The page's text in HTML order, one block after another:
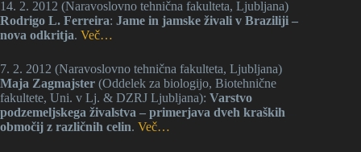
14. 2. 2012 (Naravoslovno tehnična fakulteta, Ljubljana)
Rodrigo L. Ferreira: Jame in jamske živali v Braziliji –
nova odkritja. Več…
7. 2. 2012 (Naravoslovno tehnična fakulteta, Ljubljana)
Maja Zagmajster (Oddelek za biologijo, Biotehnične
fakultete, Uni. v Lj. & DZRJ Ljubljana): Varstvo
podzemeljskega živalstva – primerjava dveh kraških
območij z različnih celin. Več…